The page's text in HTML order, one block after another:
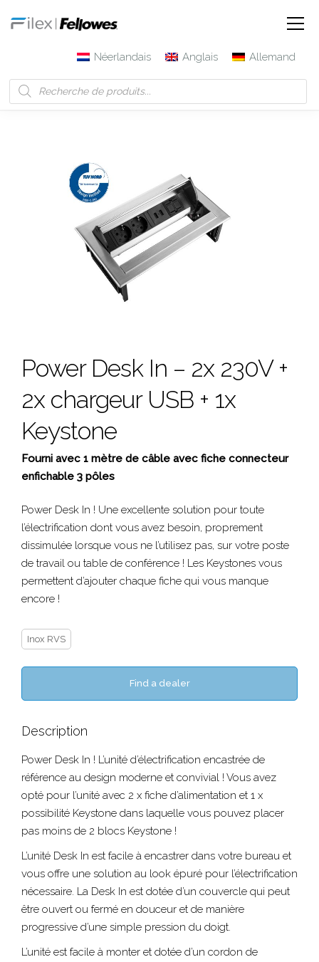
Néerlandais Anglais
Allemand
chargeur USB + 1x Keystone
Power Desk In – 2x 230V +
2x chargeur USB + 1x
Keystone
Fourni avec 1 mètre de câble avec fiche connecteur
enfichable 3 pôles
Power Desk In ! Une excellente solution pour toute
l’électrification dont vous avez besoin, proprement
dissimulée lorsque vous ne l’utilisez pas, sur votre poste
de travail ou table de conférence ! Les Keystones vous
permettent d’ajouter chaque fiche qui vous manque
encore !
Inox RVS
Find a dealer
Description
Power Desk In ! L’unité d’électrification encastrée de
référence au design moderne et convivial ! Vous avez
opté pour l’unité avec 2 x fiche d’alimentation et 1 x
possibilité Keystone dans laquelle vous pouvez placer
pas moins de 2 blocs Keystone !
L’unité Desk In est facile à encastrer dans votre bureau et
vous offre une solution au look épuré pour l’électrification
nécessaire. La Desk In est dotée d’un couvercle qui peut
être ouvert ou fermé en douceur et de manière
progressive d’une simple pression du doigt.
L’unité est facile à monter et dotée d’un cordon de